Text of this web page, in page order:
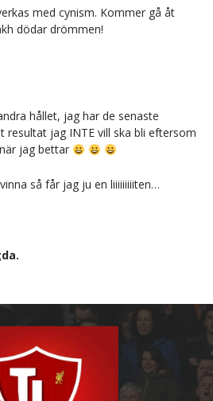
med cynism. Kommer gå åt
dödar drömmen!
hållet, jag har de senaste
resultat jag INTE vill ska bli eftersom
jag bettar
så får jag ju en liiiiiiiiiten…